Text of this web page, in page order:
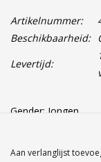
Artikelnummer:
Beschikbaarheid:
Levertijd:
Gender: Jongen
Materiaal: 100%
Aan verlanglijst